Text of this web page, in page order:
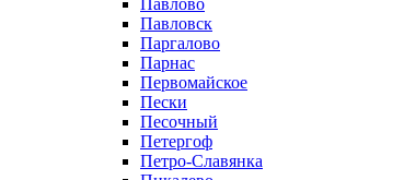
Павлово
Павловск
Паргалово
Парнас
Первомайское
Пески
Песочный
Петергоф
Петро-Славянка